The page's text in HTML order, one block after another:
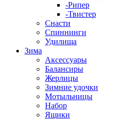
-Рипер
-Твистер
Снасти
Спиннинги
Удилища
Зима
Аксессуары
Балансиры
Жерлицы
Зимние удочки
Мотыльницы
Набор
Ящики